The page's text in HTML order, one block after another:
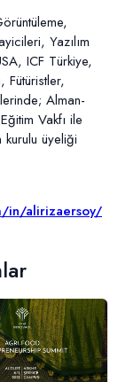
Yazılım
ICF Türkiye,
Fütüristler,
Alman-
Vakfı ile
kurulu üyeliği
in/alirizaersoy/